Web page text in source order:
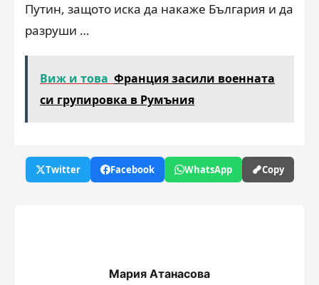
Путин, защото иска да накаже България и да
разруши …
Виж и това Франция засили военната
си групировка в Румъния
Twitter Facebook WhatsApp Copy
Мария Атанасова